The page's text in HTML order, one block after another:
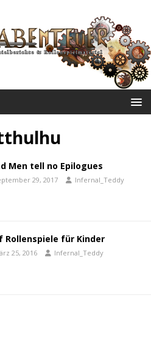
Men tell no Epilogues
29, 2017 Infernal_Teddy
Rollenspiele für Kinder
25, 2016 Infernal_Teddy